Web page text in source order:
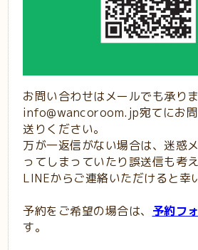
お問い合わせはメールでも承りま
info@wancoroom.jp宛てにお
送りください。
万が一返信がない場合は、迷惑
ってしまっていたり誤送信も考
LINEからご連絡いただけると幸
予約をご希望の場合は、 予約フ
す。